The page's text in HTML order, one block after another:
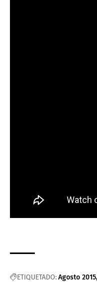
ETIQUETADO:Agosto 2015